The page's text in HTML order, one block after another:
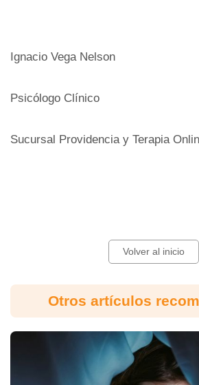
Ignacio Vega Nelson
Psicólogo Clínico
Sucursal Providencia y Terapia
Volver al inicio
Otros artículos